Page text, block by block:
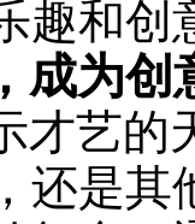
趣和
成为创
才艺的
还是